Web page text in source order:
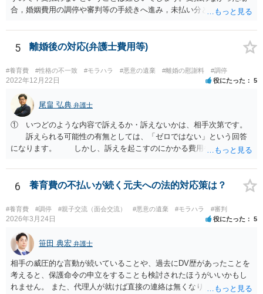
合，婚姻費用の調停や審判等の手続きへ進み，未払い分として差押を
5 離婚後の対応(弁護士費用等)
#養育費 #性格の不一致 #モラハラ #悪意の遺棄 #離婚の慰謝料 #調停
2022年12月22日 役にたった 5
尾畠 弘典 弁護士
① いつどのような内容で訴えるか・訴えないかは、相手次第です。
訴えられる可能性の有無としては、「ゼロではない」という回答
になります。 しかし、訴えを起こすのにかかる費用や手間を考え
能力がない状況で作成した場合などは、無効になったり取り消された
りする可能性があります。しかし、法的には無効や取消しを主張する
ハードルはとても高いです。お聞きする限り、今回のケースでは無効
や取消しとなるような事情はないと思われます。 ③ 公正証書を作成
するには、公正証書を作成すること自体の双方の合意と相互の協力
ります）と、合意内容について双方の了承が必要です。 現状では相
手方と合意を経るのは、難しいのではないでしょうか。 作成済みの
協議書に記載された養育費の金額が法的にみて低すぎる場合は、養育
費増額を求める調停を提起するのがお勧めです。 調停で話し合いが
まとまらなければ、審判といって、それぞれの収入をもとに裁判所が
6 養育費の不払いが続く元夫への法的対応策は？
#養育費 #調停 #親子交流（面会交流） #悪意の遺棄 #モラハラ #審判
2026年3月24日 役にたった 5
笹田 典宏 弁護士
相手の威圧的な言動が続いていることや、過去にDV歴があったことを
考えると、保護命令の申立をすることも検討されたほうがいいかもし
れません。 また、代理人が就けば直接の連絡は無くなりますので、ご